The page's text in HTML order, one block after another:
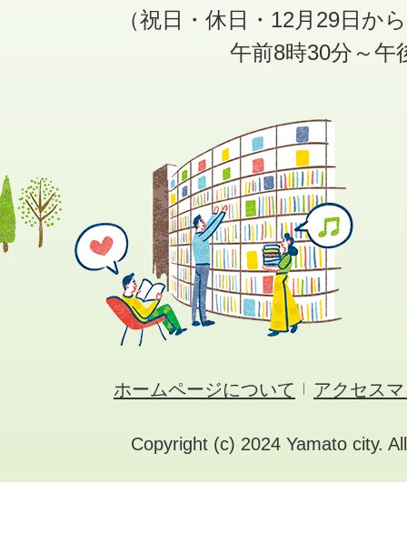
（祝日・休日・12月29日か
午前8時30分～午
ホームページについて アクセス
Copyright (c) 2024 Yamato city.